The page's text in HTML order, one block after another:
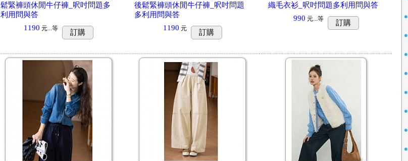
鬆緊褲頭休閒牛仔褲_呎吋問題多
利用問與答
1190 元...等 訂購
後鬆緊褲頭休閒牛仔褲_呎吋問題
多利用問與答
1190 元 訂購
織毛衣衫_呎吋問題多利用問與答
990 元...等 訂購